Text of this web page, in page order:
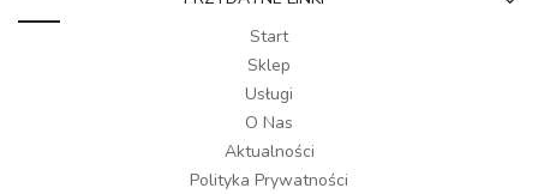
Start
Sklep
Usługi
O Nas
Aktualności
Polityka Prywatności